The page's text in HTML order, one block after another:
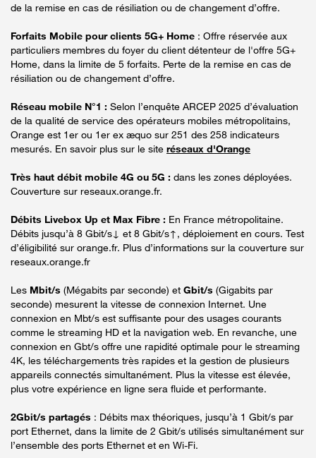
de la remise en cas de résiliation ou de changement d’offre.
Forfaits Mobile pour clients 5G+ Home : Offre réservée aux
particuliers membres du foyer du client détenteur de l'offre 5G+
Home, dans la limite de 5 forfaits. Perte de la remise en cas de
résiliation ou de changement d’offre.
Réseau mobile N°1 : Selon l’enquête ARCEP 2025 d’évaluation
de la qualité de service des opérateurs mobiles métropolitains,
Orange est 1er ou 1er ex æquo sur 251 des 258 indicateurs
mesurés. En savoir plus sur le site réseaux d'Orange
Très haut débit mobile 4G ou 5G : dans les zones déployées.
Couverture sur reseaux.orange.fr.
Débits Livebox Up et Max Fibre : En France métropolitaine.
Débits jusqu’à 8 Gbit/s↓ et 8 Gbit/s↑, déploiement en cours. Test
d’éligibilité sur orange.fr. Plus d’informations sur la couverture sur
reseaux.orange.fr
Les Mbit/s (Mégabits par seconde) et Gbit/s (Gigabits par
seconde) mesurent la vitesse de connexion Internet. Une
connexion en Mbt/s est suffisante pour des usages courants
comme le streaming HD et la navigation web. En revanche, une
connexion en Gbt/s offre une rapidité optimale pour le streaming
4K, les téléchargements très rapides et la gestion de plusieurs
appareils connectés simultanément. Plus la vitesse est élevée,
plus votre expérience en ligne sera fluide et performante.
2Gbit/s partagés : Débits max théoriques, jusqu’à 1 Gbit/s par
port Ethernet, dans la limite de 2 Gbit/s utilisés simultanément sur
l’ensemble des ports Ethernet et en Wi-Fi.